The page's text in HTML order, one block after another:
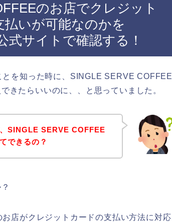
のお店でクレジット
いが可能なのかを
式サイトで確認する！
を知った時に、SINGLE SERVE COFFEE
きたらいいのに、、と思っていました。
SINGLE SERVE COFFEE
できるの？
店がクレジットカードの支払い方法に対応